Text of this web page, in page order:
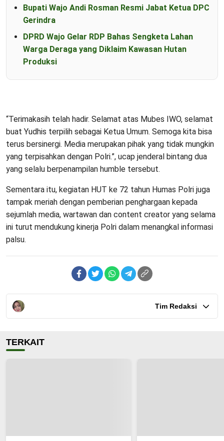
Bupati Wajo Andi Rosman Resmi Jabat Ketua DPC
Gerindra
DPRD Wajo Gelar RDP Bahas Sengketa Lahan
Warga Deraga yang Diklaim Kawasan Hutan
Produksi
“Terimakasih telah hadir. Selamat atas Mubes IWO, selamat
buat Yudhis terpilih sebagai Ketua Umum. Semoga kita bisa
terus bersinergi. Media merupakan pihak yang tidak mungkin
yang terpisahkan dengan Polri.”, ucap jenderal bintang dua
yang selalu berpenampilan humble tersebut.
Sementara itu, kegiatan HUT ke 72 tahun Humas Polri juga
tampak meriah dengan pemberian penghargaan kepada
sejumlah media, wartawan dan content creator yang selama
ini turut mendukung kinerja Polri dalam menangkal informasi
palsu.
Tim Redaksi
TERKAIT